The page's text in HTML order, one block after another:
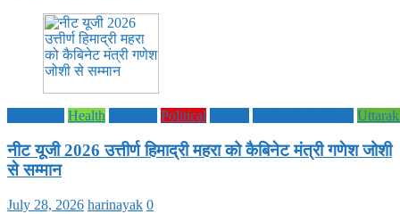
Health Political
नीट यूजी 2026 उत्तीर्ण हिमाद्री महरा को कैबिनेट मंत्री गणेश जोशी
से सम्मान
July 28, 2026 harinayak 0